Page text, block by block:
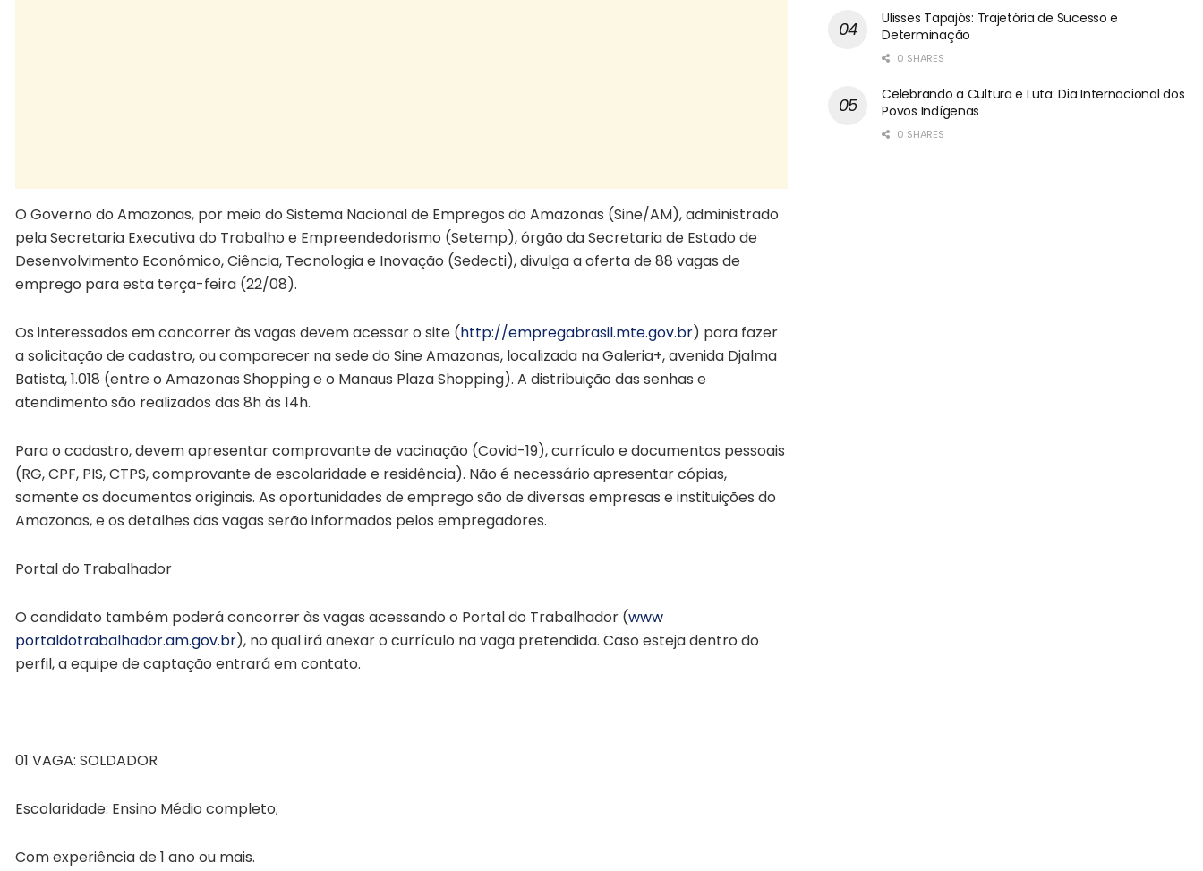
O Governo do Amazonas, por meio do Sistema Nacional de Empregos do Amazonas (Sine/AM), administrado
pela Secretaria Executiva do Trabalho e Empreendedorismo (Setemp), órgão da Secretaria de Estado de
Desenvolvimento Econômico, Ciência, Tecnologia e Inovação (Sedecti), divulga a oferta de 88 vagas de
emprego para esta terça-feira (22/08).
Os interessados em concorrer às vagas devem acessar o site (http://empregabrasil.mte.gov.br) para fazer
a solicitação de cadastro, ou comparecer na sede do Sine Amazonas, localizada na Galeria+, avenida Djalma
Batista, 1.018 (entre o Amazonas Shopping e o Manaus Plaza Shopping). A distribuição das senhas e
atendimento são realizados das 8h às 14h.
Para o cadastro, devem apresentar comprovante de vacinação (Covid-19), currículo e documentos pessoais
(RG, CPF, PIS, CTPS, comprovante de escolaridade e residência). Não é necessário apresentar cópias,
somente os documentos originais. As oportunidades de emprego são de diversas empresas e instituições do
Amazonas, e os detalhes das vagas serão informados pelos empregadores.
Portal do Trabalhador
O candidato também poderá concorrer às vagas acessando o Portal do Trabalhador (www
portaldotrabalhador.am.gov.br), no qual irá anexar o currículo na vaga pretendida. Caso esteja dentro do
perfil, a equipe de captação entrará em contato.
01 VAGA: SOLDADOR
Escolaridade: Ensino Médio completo;
Com experiência de 1 ano ou mais.
Ulisses Tapajós: Trajetória de Sucesso e
Determinação
0 SHARES
Celebrando a Cultura e Luta: Dia Internacional dos
Povos Indígenas
0 SHARES